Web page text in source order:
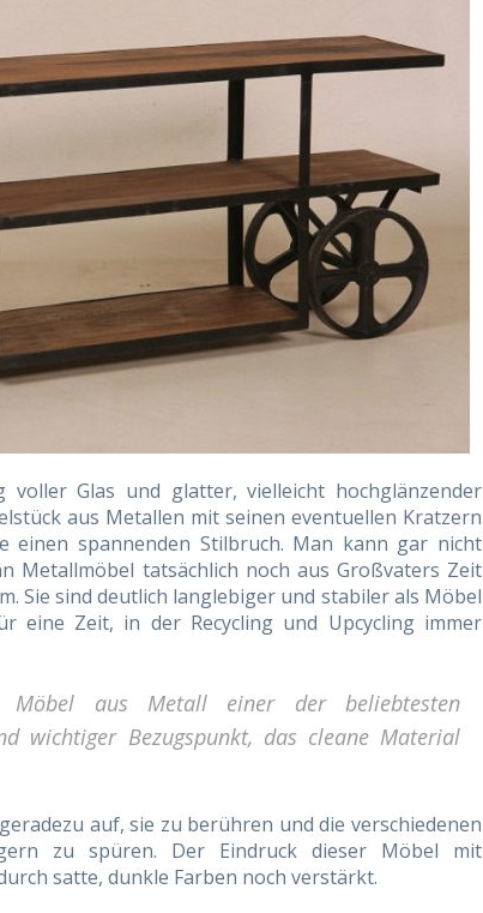
voller Glas und glatter, vielleicht hochglänzender
aus Metallen mit seinen eventuellen Kratzern
einen spannenden Stilbruch. Man kann gar nicht
Metallmöbel tatsächlich noch aus Großvaters Zeit
Sie sind deutlich langlebiger und stabiler als Möbel
eine Zeit, in der Recycling und Upcycling immer
aus Metall einer der beliebtesten
wichtiger Bezugspunkt, das cleane Material
auf, sie zu berühren und die verschiedenen
zu spüren. Der Eindruck dieser Möbel mit
satte, dunkle Farben noch verstärkt.